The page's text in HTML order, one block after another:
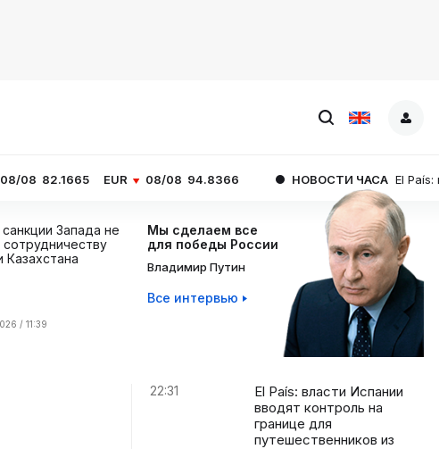
EUR 08/08 94.8366 НОВОСТИ ЧАСА El País: власти
санкции Запада не
Казахстана
/ 11:39
Мы сделаем все
для победы России
Владимир Путин
Все интервью
22:31
El País: власти Испании
вводят контроль на
границе для
путешественников из